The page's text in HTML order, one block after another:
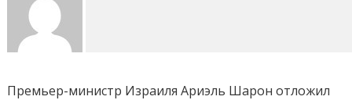
Премьер-министр Израиля Ариэль Шарон отложил